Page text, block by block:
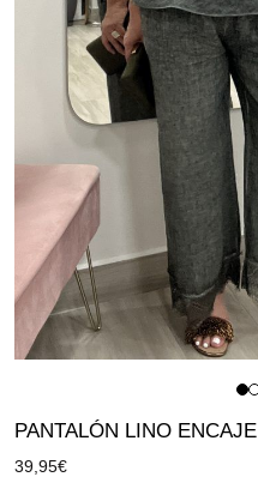
PANTALÓN LINO ENCAJE
39,95€